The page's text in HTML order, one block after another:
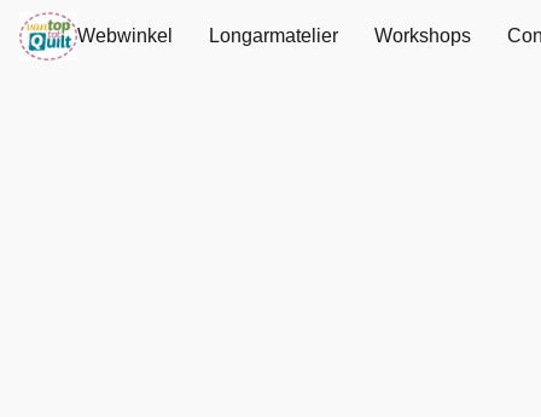
Webwinkel Longarmatelier Workshops